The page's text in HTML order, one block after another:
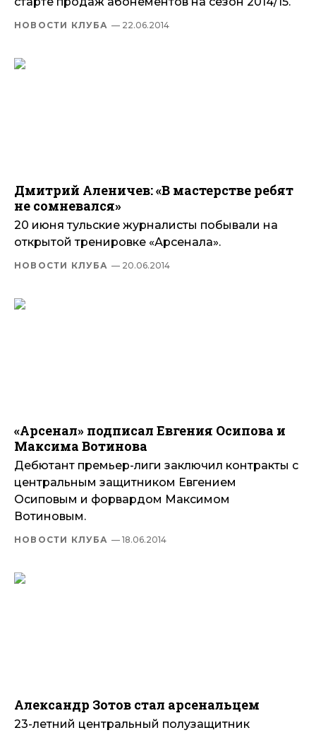
НОВОСТИ КЛУБА — 22.06.2014
Дмитрий Аленичев: «В мастерстве ребят
не сомневался»
20 июня тульские журналисты побывали на
открытой тренировке «Арсенала».
НОВОСТИ КЛУБА — 20.06.2014
«Арсенал» подписал Евгения Осипова и
Максима Вотинова
Дебютант премьер-лиги заключил контракты с
центральным защитником Евгением
Осиповым и форвардом Максимом
Вотиновым.
НОВОСТИ КЛУБА — 18.06.2014
Александр Зотов стал арсенальцем
23-летний центральный полузащитник